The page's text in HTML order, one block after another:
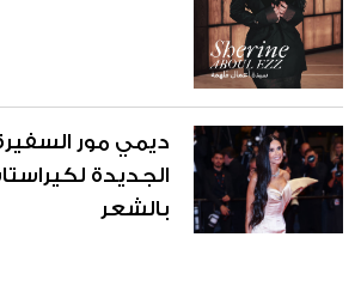
ديمي مور
الجديدة
بالشعر